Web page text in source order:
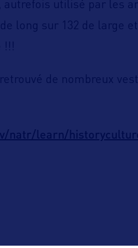
autrefois utilisé par les
long sur 132 de large
!!!
de nombreux
natr/learn/